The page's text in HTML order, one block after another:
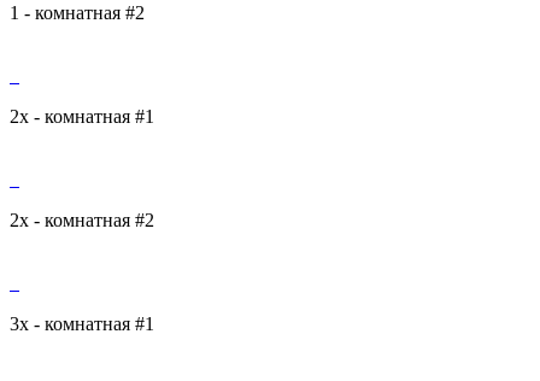
1 - комнатная #2
2х - комнатная #1
2х - комнатная #2
3х - комнатная #1